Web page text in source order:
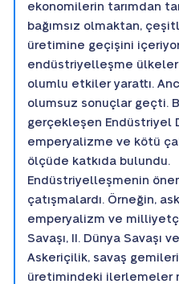
ekonomilerin tarımdan
bağımsız olmaktan,
üretimine geçişini
endüstriyelleşme
olumlu etkiler yarattı.
olumsuz sonuçlar geçti.
gerçekleşen Endüstriyel
emperyalizme ve kötü
ölçüde katkıda bulundu.
Endüstriyelleşmenin
çatışmalardı. Örneğin,
emperyalizm ve
Savaşı, II. Dünya Savaşı
Askeriçilik, savaş
üretimindeki ilerlemeler